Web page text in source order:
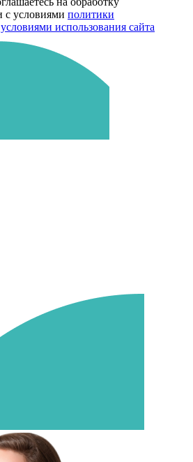
с условиями политики
условиями использования сайта